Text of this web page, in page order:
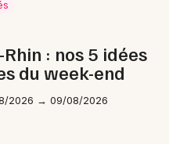
: nos 5 idées
du week-end
2026 → 09/08/2026